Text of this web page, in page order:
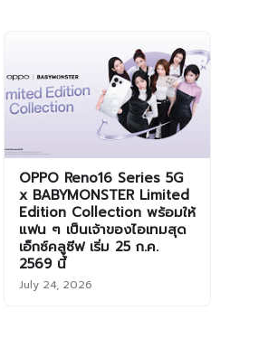
OPPO Reno16 Series 5G
x BABYMONSTER Limited
Edition Collection พร้อมให้
แฟน ๆ เป็นเจ้าของไอเทมสุด
เอ็กซ์คลูซีฟ เริ่ม 25 ก.ค.
2569 นี้
July 24, 2026